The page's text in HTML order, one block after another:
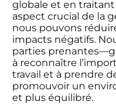
globale et en
aspect crucial de la
nous pouvons
impacts négatifs.
parties
à reconnaître
travail et à prendre
promouvoir un
et plus équilibré.